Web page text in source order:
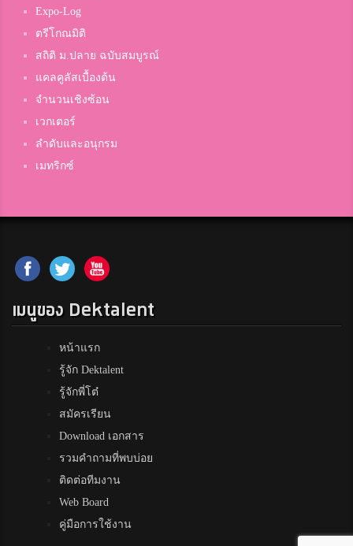
Expo-Log
ตรีโกณมิติ
สถิติ ม.ปลาย ฉบับสมบูรณ์
แคลคูลัสเบื้องต้น
จำนวนเชิงซ้อน
เวกเตอร์
ลำดับและอนุกรม
เมทริกซ์
เมนูของ Dektalent
หน้าแรก
รู้จัก Dektalent
รู้จักพี่โต๋
สมัครเรียน
Download เอกสาร
รวมคำถามที่พบบ่อย
ติดต่อทีมงาน
Web Board
คู่มือการใช้งาน